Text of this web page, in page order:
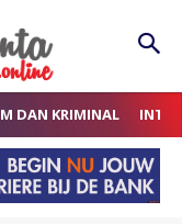
DAN KRIMINAL